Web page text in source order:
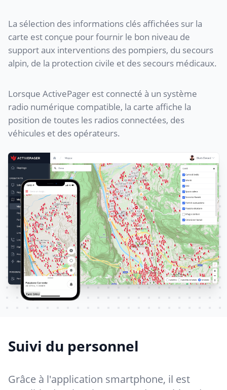
La sélection des informations clés affichées sur la
carte est conçue pour fournir le bon niveau de
support aux interventions des pompiers, du secours
alpin, de la protection civile et des secours médicaux.
Lorsque ActivePager est connecté à un système
radio numérique compatible, la carte affiche la
position de toutes les radios connectées, des
véhicules et des opérateurs.
Suivi du personnel
Grâce à l'application smartphone, il est